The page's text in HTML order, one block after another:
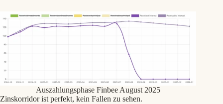
Auszahlungsphase Finbee August 2025
Zinskorridor ist perfekt, kein Fallen zu sehen.